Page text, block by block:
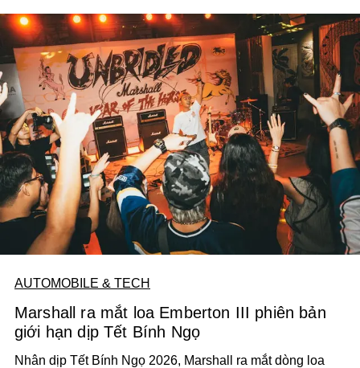
AUTOMOBILE & TECH
Marshall ra mắt loa Emberton III phiên bản
giới hạn dịp Tết Bính Ngọ
Nhân dịp Tết Bính Ngọ 2026, Marshall ra mắt dòng loa